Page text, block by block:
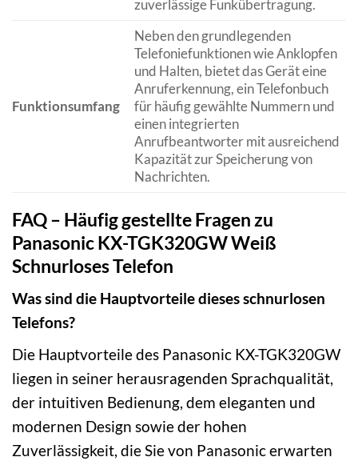
zuverlässige Funkübertragung.
Funktionsumfang
Neben den grundlegenden
Telefoniefunktionen wie Anklopfen
und Halten, bietet das Gerät eine
Anruferkennung, ein Telefonbuch
für häufig gewählte Nummern und
einen integrierten
Anrufbeantworter mit ausreichend
Kapazität zur Speicherung von
Nachrichten.
FAQ – Häufig gestellte Fragen zu
Panasonic KX-TGK320GW Weiß
Schnurloses Telefon
Was sind die Hauptvorteile dieses schnurlosen
Telefons?
Die Hauptvorteile des Panasonic KX-TGK320GW
liegen in seiner herausragenden Sprachqualität,
der intuitiven Bedienung, dem eleganten und
modernen Design sowie der hohen
Zuverlässigkeit, die Sie von Panasonic erwarten